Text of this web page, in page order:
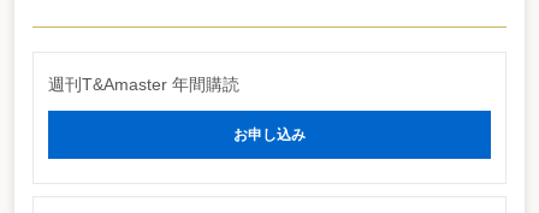
なお、銀座・丸の内・大手町といった都心部では、海外ブランド店舗の進出
ばいとなっている。
（▲15.1％）管内のように、大規模商業施設の撤退や郊外型量販店の進出の影
響を受け、駅前の中小小売店舗が閉鎖を余儀なくされる等により、引き続き大
週刊T&Amaster 年間購読
お申し込み